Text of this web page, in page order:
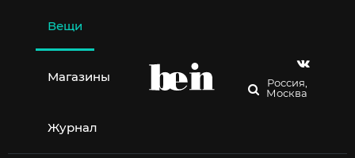
содержимому
Вещи
Магазины
Журнал
Россия,
Москва